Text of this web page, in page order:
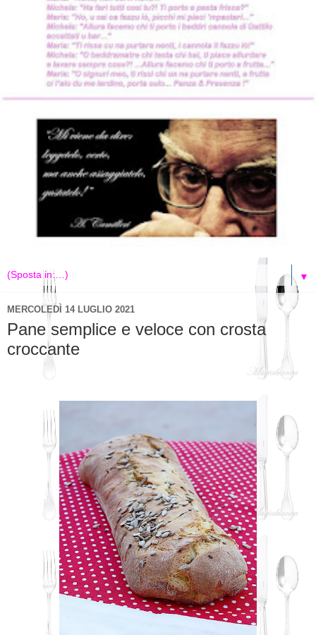
▼
MERCOLEDÌ 14 LUGLIO 2021
Pane semplice e veloce con crosta
croccante